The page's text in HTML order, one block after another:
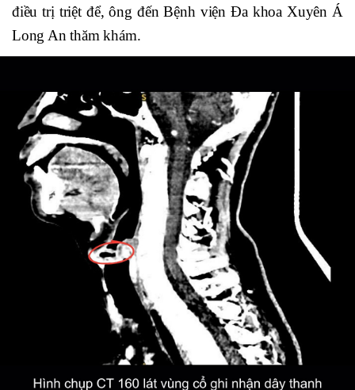
điều trị triệt để, ông đến Bệnh viện Đa khoa Xuyên Á
Long An thăm khám.